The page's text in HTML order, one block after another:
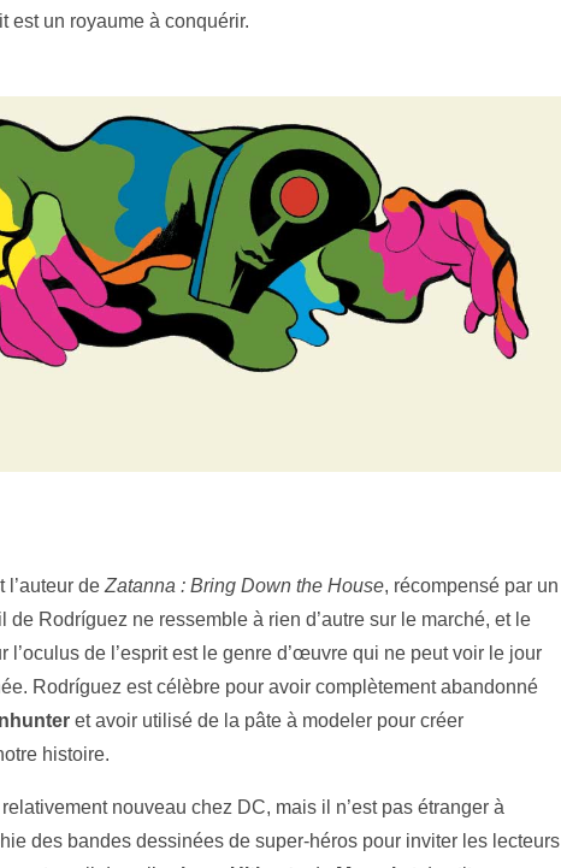
est un royaume à conquérir.
l’auteur de Zatanna : Bring Down the House, récompensé par un
de Rodríguez ne ressemble à rien d’autre sur le marché, et le
l’oculus de l’esprit est le genre d’œuvre qui ne peut voir le jour
Rodríguez est célèbre pour avoir complètement abandonné
et avoir utilisé de la pâte à modeler pour créer
histoire.
nouveau chez DC, mais il n’est pas étranger à
des bandes dessinées de super-héros pour inviter les lecteurs